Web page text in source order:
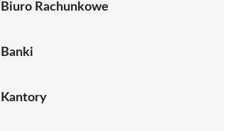
Biuro Rachunkowe
Banki
Kantory